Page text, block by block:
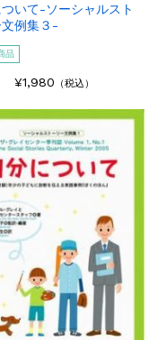
いて-ソーシャルスト
例集３-
品
¥1,980 （税込）